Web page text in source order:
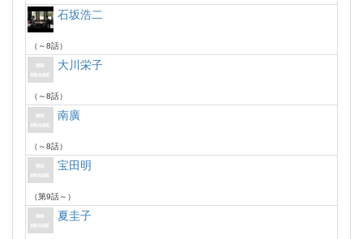
石坂浩二
（～8話）
大川栄子
（～8話）
南廣
（～8話）
宝田明
（第9話～）
夏圭子